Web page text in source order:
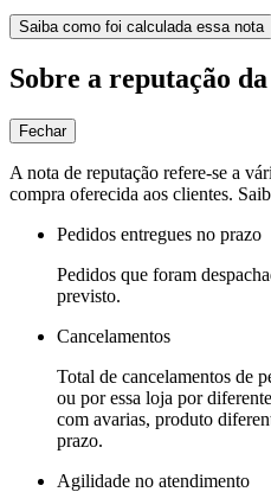
Saiba como foi calculada essa nota
Sobre a reputação
Fechar
A nota de reputação refere-se a
compra oferecida aos clientes.
Pedidos entregues no prazo
Pedidos que foram
previsto.
Cancelamentos
Total de cancelamentos de
ou por essa loja por
com avarias, produto
prazo.
Agilidade no atendimento